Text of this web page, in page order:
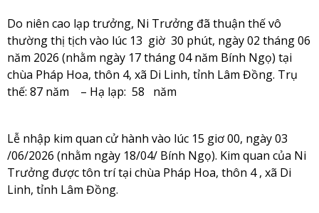
Do niên cao lạp trưởng, Ni Trưởng đã thuận thế vô
thường thị tịch vào lúc 13 giờ 30 phút, ngày 02 tháng 06
năm 2026 (nhằm ngày 17 tháng 04 năm Bính Ngọ) tại
chùa Pháp Hoa, thôn 4, xã Di Linh, tỉnh Lâm Đồng. Trụ
thế: 87 năm – Hạ lạp: 58 năm
Lễ nhập kim quan cử hành vào lúc 15 giơ 00, ngày 03
/06/2026 (nhằm ngày 18/04/ Bính Ngọ). Kim quan của Ni
Trưởng được tôn trí tại chùa Pháp Hoa, thôn 4 , xã Di
Linh, tỉnh Lâm Đồng.